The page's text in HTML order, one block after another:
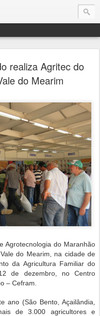
realiza Agritec do
do Mearim
Agrotecnologia do Maranhão
do Mearim, na cidade de
da Agricultura Familiar do
de dezembro, no Centro
– Cefram.
ano (São Bento, Açailândia,
de 3.000 agricultores e